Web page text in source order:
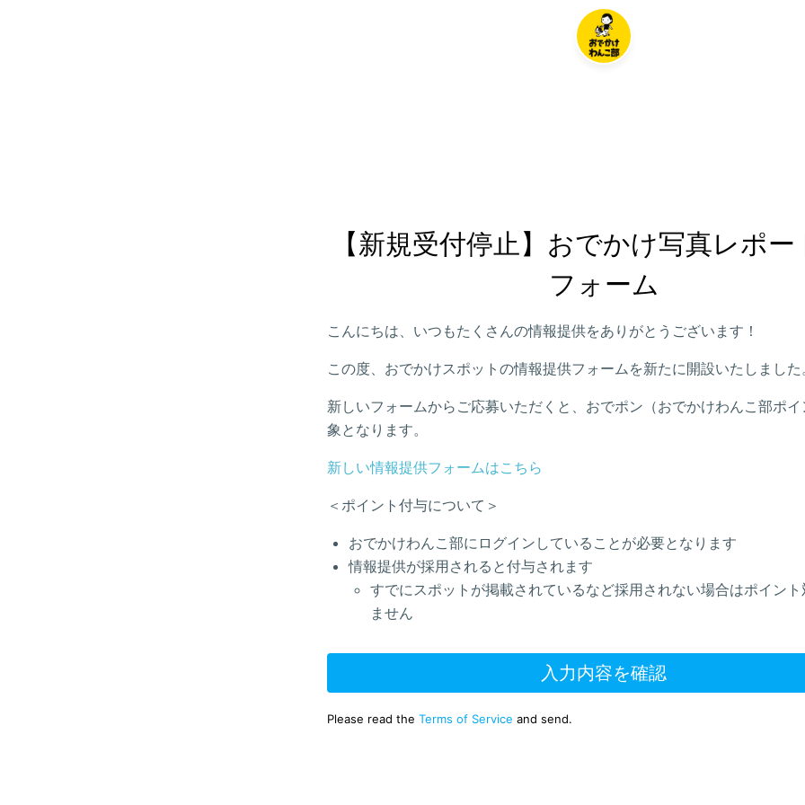
【新規受付停止】おでかけ写真レポー
フォーム
こんにちは、いつもたくさんの情報提供をありがとうございます！
この度、おでかけスポットの情報提供フォームを新たに開設いたしました
新しいフォームからご応募いただくと、おでポン（おでかけわんこ部ポ
象となります。
新しい情報提供フォームはこちら
＜ポイント付与について＞
おでかけわんこ部にログインしていることが必要となります
情報提供が採用されると付与されます
すでにスポットが掲載されているなど採用されない場合はポイント
ません
入力内容を確認
Please read the Terms of Service and send.